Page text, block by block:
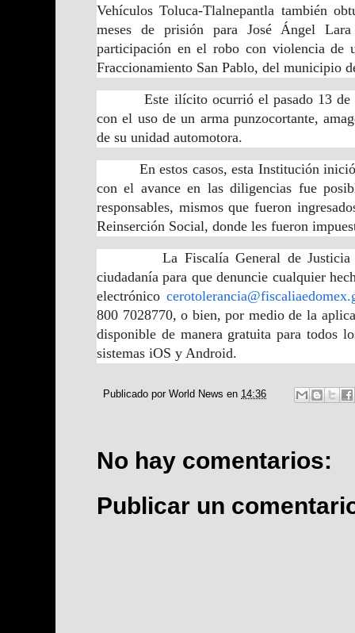
Vehículos Toluca-Tlalnepantla también
meses de prisión para José Ángel
participación en el robo con violencia de
Fraccionamiento San Pablo, del municipio
Este ilícito ocurrió el pasado 13 de
con el uso de un arma punzocortante,
de su unidad automotora.
En estos casos, esta Institución inició
con el avance en las diligencias fue
responsables, mismos que fueron
Reinserción Social, donde les fueron
La Fiscalía General de Justicia
ciudadanía para que denuncie cualquier
electrónico
800 7028770, o bien, por medio de la
disponible de manera gratuita para todos
sistemas iOS y Android.
Publicado por World News en 14:36
No hay comentarios:
Publicar un